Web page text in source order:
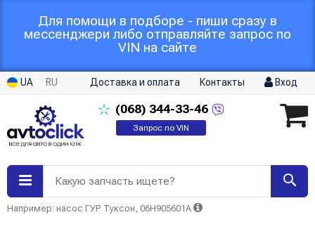
Для помощи в подборе - пиши сразу в
мессенджери либо отправляйте запрос по
VIN на сайте
UA RU Доставка и оплата Контакты Вход
(068) 344-33-46
Запрос по VIN
Какую запчасть ищете?
Например: насос ГУР Туксон, 06H905601A